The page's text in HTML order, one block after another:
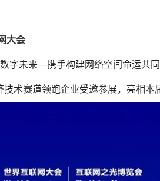
大会
字未来—携手构建网络空间命运共
术赛道领跑企业受邀参展，亮相本